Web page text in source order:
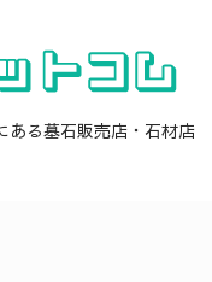
ある墓石販売店・石材店